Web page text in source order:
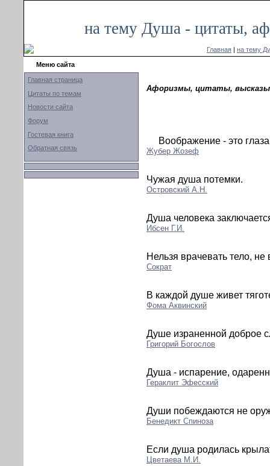
на тему Душа - цитаты,
Главная | на тему
Меню сайта
Главная страница
Цитаты по темам
Новости сайта
Форум
Гостевая книга
Обратная связь
Афоризмы, цитаты,
Воображение - это
Жубер Жозеф
Чужая душа потемки.
Островский А.Н.
Душа человека
Ибсен Г.И.
Нельзя врачевать тело,
Сократ
В каждой душе живет
Фома Аквинский
Душе израненной доброе
Григорий Богослов
Душа - испарение,
Гераклит Эфесский
Души побеждаются не
Бенедикт Спиноза
Если душа родилась
Цветаева М.И.